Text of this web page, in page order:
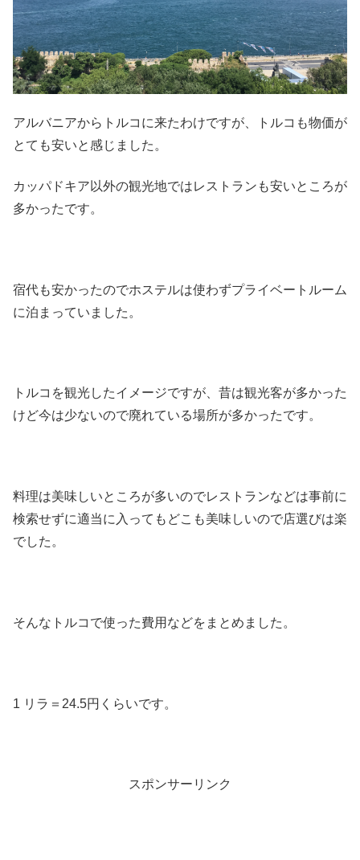
アルバニアからトルコに来たわけですが、トルコも物価が
とても安いと感じました。
カッパドキア以外の観光地ではレストランも安いところが
多かったです。
宿代も安かったのでホステルは使わずプライベートルーム
に泊まっていました。
トルコを観光したイメージですが、昔は観光客が多かった
けど今は少ないので廃れている場所が多かったです。
料理は美味しいところが多いのでレストランなどは事前に
検索せずに適当に入ってもどこも美味しいので店選びは楽
でした。
そんなトルコで使った費用などをまとめました。
1 リラ＝24.5円くらいです。
スポンサーリンク